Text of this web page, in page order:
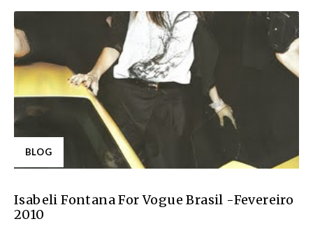
BLOG
Isabeli Fontana For Vogue Brasil -Fevereiro
2010